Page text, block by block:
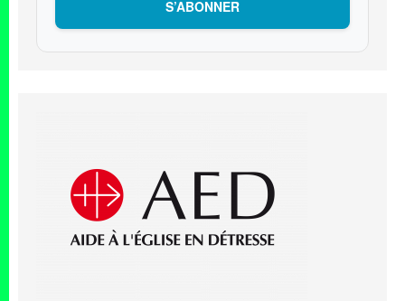
S’ABONNER